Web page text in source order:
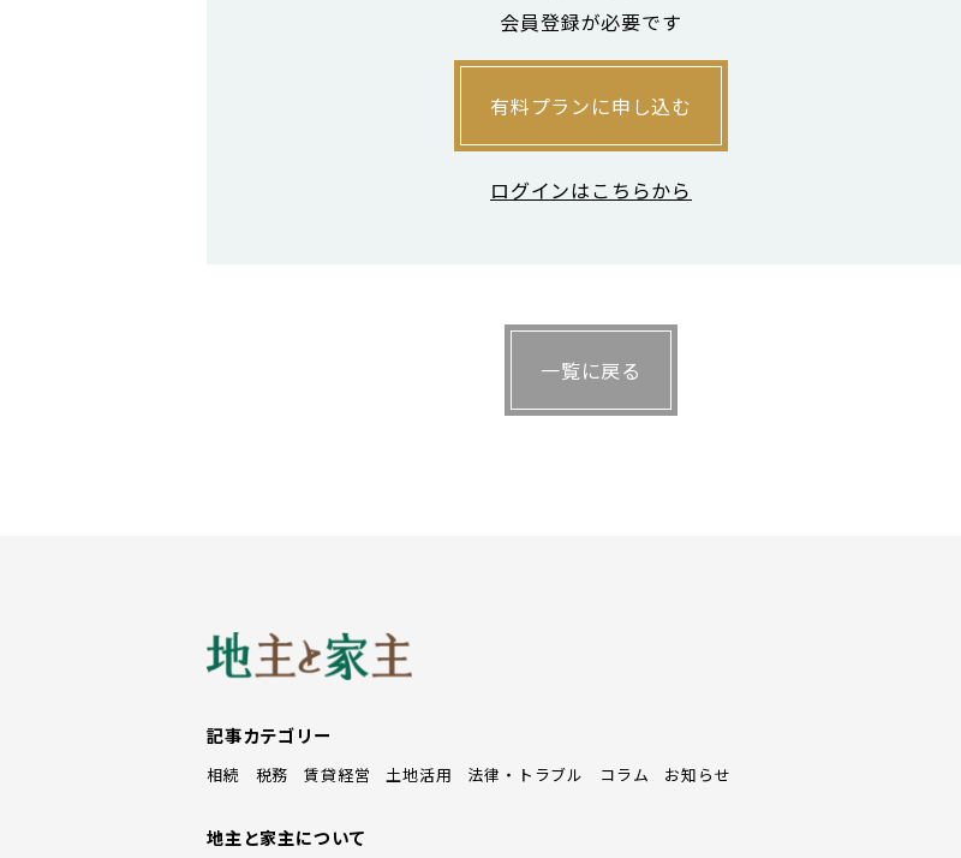
防音、美観向上や滑り止めといった役割もある。
ートと床の間に隙間ができる。そこから入った雨水が冬場に凍って隙間を増やしてい
くことで、結果的にシートがたわんでしまうのだ。また、シートは隅の方よりも真ん
中の部分が人に多く踏まれる。この部分の汚れが落ちにくくなることも、劣化の目印
会員登録が必要です
有料プランに申し込む
ログインはこちらから
一覧に戻る
記事カテゴリー
相続 税務 賃貸経営 土地活用 法律・トラブル コラム お知らせ
地主と家主について